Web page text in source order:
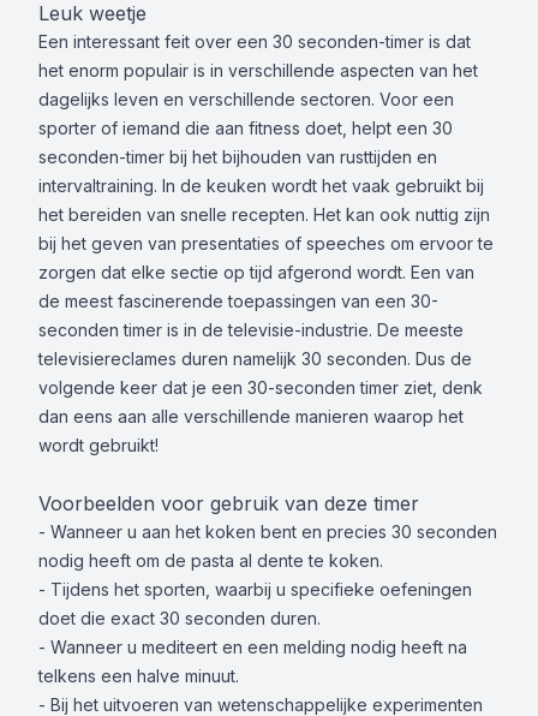
Leuk weetje
Een interessant feit over een 30 seconden-timer is dat
het enorm populair is in verschillende aspecten van het
dagelijks leven en verschillende sectoren. Voor een
sporter of iemand die aan fitness doet, helpt een 30
seconden-timer bij het bijhouden van rusttijden en
intervaltraining. In de keuken wordt het vaak gebruikt bij
het bereiden van snelle recepten. Het kan ook nuttig zijn
bij het geven van presentaties of speeches om ervoor te
zorgen dat elke sectie op tijd afgerond wordt. Een van
de meest fascinerende toepassingen van een 30-
seconden timer is in de televisie-industrie. De meeste
televisiereclames duren namelijk 30 seconden. Dus de
volgende keer dat je een 30-seconden timer ziet, denk
dan eens aan alle verschillende manieren waarop het
wordt gebruikt!
Voorbeelden voor gebruik van deze timer
- Wanneer u aan het koken bent en precies 30 seconden
nodig heeft om de pasta al dente te koken.
- Tijdens het sporten, waarbij u specifieke oefeningen
doet die exact 30 seconden duren.
- Wanneer u mediteert en een melding nodig heeft na
telkens een halve minuut.
- Bij het uitvoeren van wetenschappelijke experimenten